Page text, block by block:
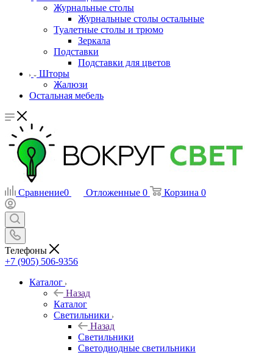
Журнальные столы
Журнальные столы остальные
Туалетные столы и трюмо
Зеркала
Подставки
Подставки для цветов
Шторы
Жалюзи
Остальная мебель
Сравнение0 Отложенные 0 Корзина 0
Телефоны
+7 (905) 506-9356
Каталог
Назад
Каталог
Светильники
Назад
Светильники
Светодиодные светильники